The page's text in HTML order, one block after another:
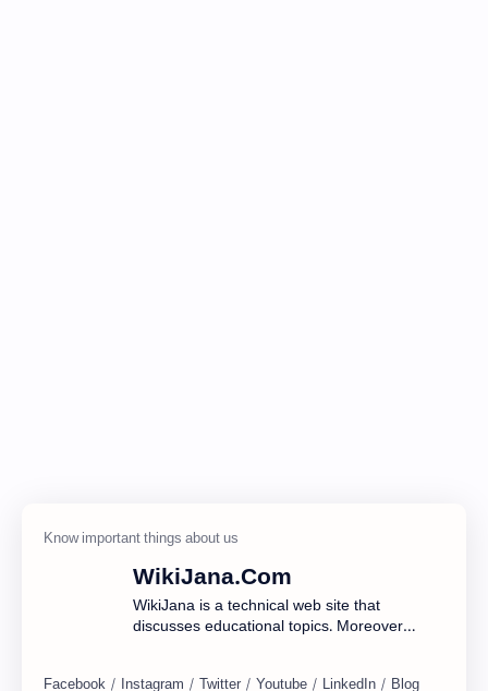
WikiJana.Com
WikiJana is a technical web site that
discusses educational topics. Moreover